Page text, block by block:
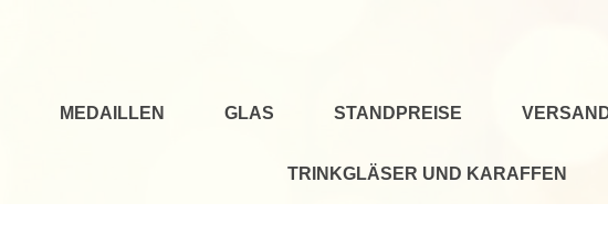
MEDAILLEN GLAS STANDPREISE
TRINKGLÄSER UND KARAFFEN